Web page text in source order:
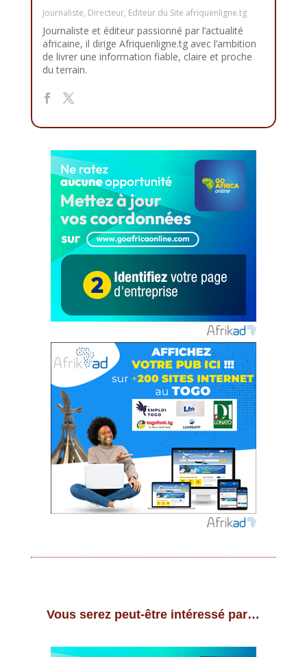
Journaliste, Directeur, Editeur du Site afriquenligne.tg
Journaliste et éditeur passionné par l’actualité
africaine, il dirige Afriquenligne.tg avec l’ambition
de livrer une information fiable, claire et proche
du terrain.
Vous serez peut-être intéressé par…